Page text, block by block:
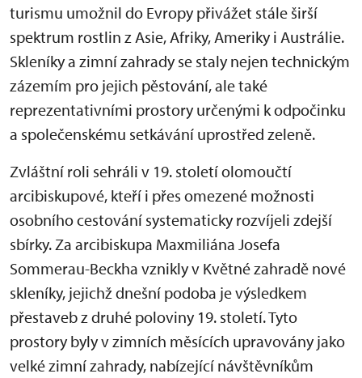
turismu umožnil do Evropy přivážet stále širší
spektrum rostlin z Asie, Afriky, Ameriky i Austrálie.
Skleníky a zimní zahrady se staly nejen technickým
zázemím pro jejich pěstování, ale také
reprezentativními prostory určenými k odpočinku
a společenskému setkávání uprostřed zeleně.
Zvláštní roli sehráli v 19. století olomoučtí
arcibiskupové, kteří i přes omezené možnosti
osobního cestování systematicky rozvíjeli zdejší
sbírky. Za arcibiskupa Maxmiliána Josefa
Sommerau-Beckha vznikly v Květné zahradě nové
skleníky, jejichž dnešní podoba je výsledkem
přestaveb z druhé poloviny 19. století. Tyto
prostory byly v zimních měsících upravovány jako
velké zimní zahrady, nabízející návštěvníkům